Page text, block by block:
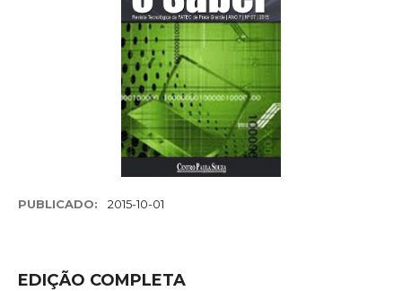
PUBLICADO: 2015-10-01
EDIÇÃO COMPLETA